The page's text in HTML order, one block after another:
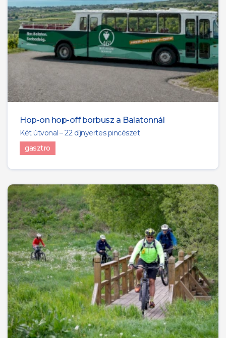
Hop-on hop-off borbusz a Balatonnál
Két útvonal – 22 díjnyertes pincészet
gasztro